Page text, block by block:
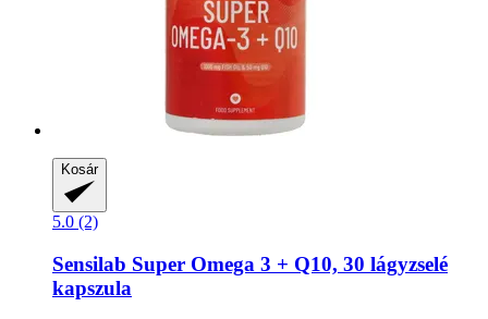
Kosár
5.0 (2)
Sensilab Super Omega 3 + Q10, 30 lágyzselé
kapszula